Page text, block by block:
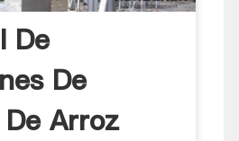
De
De
Arroz